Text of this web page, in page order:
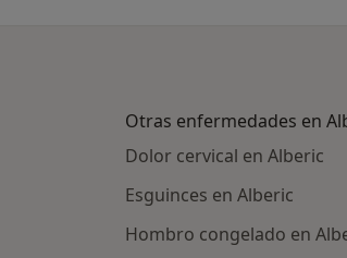
Otras enfermedades en
Dolor cervical en Alberic
Esguinces en Alberic
Hombro congelado en